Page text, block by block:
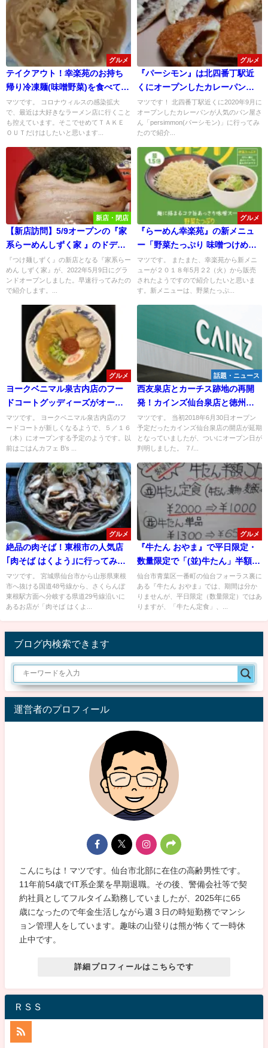
グルメ
テイクアウト！幸楽苑のお持ち
帰り冷凍麺(味噌野菜)を食べてみ
た！
マツです。 コロナウィルスの感染拡大
で、最近は大好きなラーメン店に行くこと
も控えています。そこでせめてＴＡＫＥ
ＯＵＴだけはしたいと思います...
グルメ
『パーシモン』は北四番丁駅近
くにオープンしたカレーパンが
旨いお店！
マツです！ 北四番丁駅近くに2020年9月に
オープンしたカレーパンが人気のパン屋さ
ん「persimmon(パーシモン)」に行ってみ
たので紹介...
新店・閉店
【新店訪問】5/9オープンの『家
系らーめんしずく家 』のドデカ
イ厚切りチャーシューが旨い！
『つけ麺しずく』の新店となる『家系らー
めん しずく家』が、2022年5月9日にグラ
ンドオープンしました。早速行ってみたの
で紹介します。...
グルメ
『らーめん幸楽苑』の新メニュ
ー「野菜たっぷり 味噌つけめ
ん」が美味しい！
マツです。 またまた、幸楽苑から新メニ
ューが２０１８年5月２2（火）から販売
されたようですので紹介したいと思いま
す。新メニューは、野菜たっぷ...
グルメ
ヨークベニマル泉古内店のフー
ドコートグッディーズがオープ
ン！
マツです。 ヨークベニマル泉古内店のフ
ードコートが新しくなるようで、５／１６
（木）にオープンする予定のようです。以
前はごはんカフェ B’s ...
話題・ニュース
西友泉店とカーチス跡地の再開
発！カインズ仙台泉店と徳州会
病院が進出決定！
マツです。 当初2018年6月30日オープン
予定だったカインズ仙台泉店の開店が延期
となっていましたが、ついにオープン日が
判明しました。 ７/...
グルメ
絶品の肉そば！東根市の人気店
｢肉そば はくよう｣に行ってみ
た！
マツです。 宮城県仙台市から山形県東根
市へ抜ける国道48号線から、さくらんぼ
東根駅方面へ分岐する県道29号線沿いに
あるお店が「肉そば はくよ...
グルメ
『牛たん おやま』で平日限定・
数量限定で「(並)牛たん」半額セ
ールを行っているみたい！
仙台市青葉区一番町の仙台フォーラス裏に
ある『牛たん おやま』では、期間は分か
りませんが、平日限定（数量限定）ではあ
りますが、「牛たん定食」、...
ブログ内検索できます
運営者のプロフィール
こんにちは！マツです。仙台市北部に在住の高齢男性です。
11年前54歳でIT系企業を早期退職。その後、警備会社等で契
約社員としてフルタイム勤務していましたが、2025年に65
歳になったので年金生活しながら週３日の時短勤務でマンシ
ョン管理人をしています。趣味の山登りは熊が怖くて一時休
止中です。
詳細プロフィールはこちらです
ＲＳＳ